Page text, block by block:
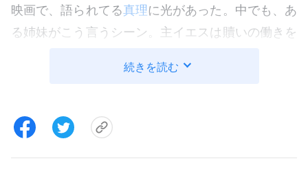
映画で、語られてる真理に光があった。中でも、あ
る姉妹がこう言うシーン。主イエスは贖いの働きを
しなかった。罪を犯して神に逆らうのはそのせい。
と、誰が罪から脱したと言えるだろう？ 誰もいな
い。人は例外なく罪に縛られ、抑えられてる。堕落
続きを読む